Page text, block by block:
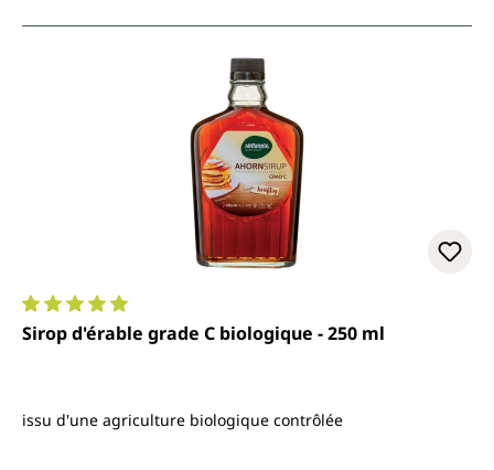
Note moyenne de 5 sur 5 étoiles
Sirop d'érable grade C biologique - 250 ml
issu d'une agriculture biologique contrôlée